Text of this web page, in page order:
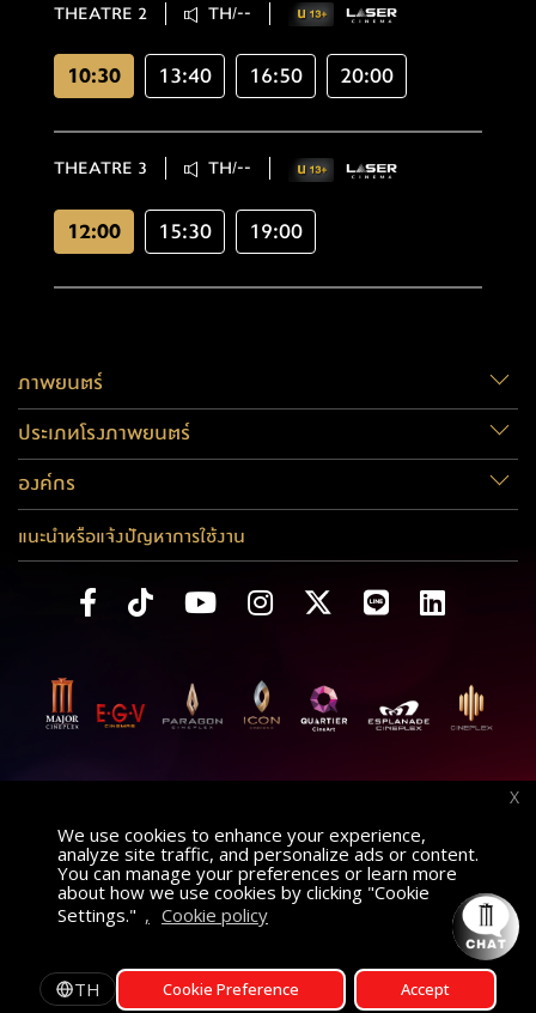
We use cookies to enhance your experience,
analyze site traffic, and personalize ads or content.
You can manage your preferences or learn more
about how we use cookies by clicking "Cookie
Settings." , Cookie policy
TH Cookie Preference Accept
X
THEATRE 2 TH/--
10:30 13:40 16:50 20:00
THEATRE 3 TH/--
12:00 15:30 19:00
ภาพยนตร์
ประเภทโรงภาพยนตร์
องค์กร
แนะนำหรือแจ้งปัญหาการใช้งาน
ค้นหาภาพยนตร์ AT เลือกโรงภาพยนตร์
รอบฉาย